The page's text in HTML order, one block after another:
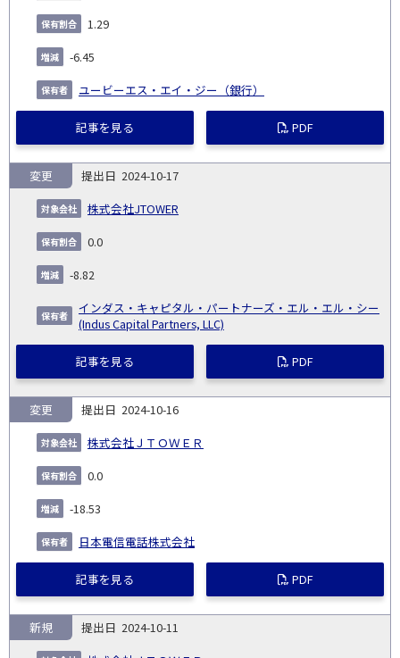
1.29
-6.45
ユービーエス・エイ・ジー（銀行）
記事を見る PDF
2024-10-17
株式会社JTOWER
変更
0.0
-8.82
インダス・キャピタル・パートナーズ・エル・エル・シー
(Indus Capital Partners, LLC)
記事を見る PDF
2024-10-16
株式会社ＪＴＯＷＥＲ
変更
0.0
-18.53
日本電信電話株式会社
記事を見る PDF
2024-10-11
新規